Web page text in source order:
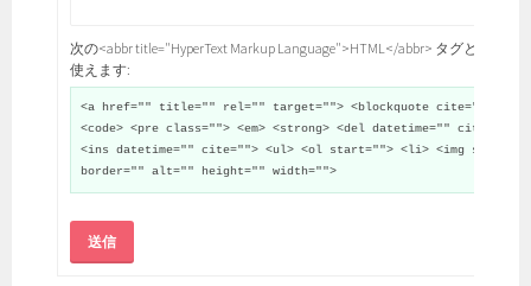
次の<abbr title="HyperText Markup Language">HTML</abbr> タグと属性が
使えます:
<a href="" title="" rel="" target=""> <blockquote cite="">
<code> <pre class=""> <em> <strong> <del datetime="" cite="">
<ins datetime="" cite=""> <ul> <ol start=""> <li> <img src=""
border="" alt="" height="" width="">
送信